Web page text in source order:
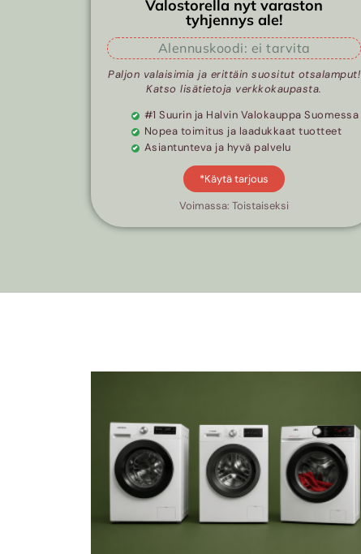
Valostorella nyt varaston
tyhjennys ale!
Alennuskoodi: ei tarvita
Paljon valaisimia ja erittäin suositut otsalamput!
Katso lisätietoja verkkokaupasta.
#1 Suurin ja Halvin Valokauppa Suomessa
Nopea toimitus ja laadukkaat tuotteet
Asiantunteva ja hyvä palvelu
*Käytä tarjous
Voimassa: Toistaiseksi